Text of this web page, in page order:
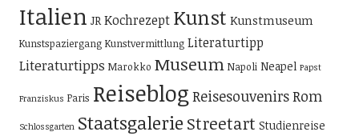
Italien JR Kochrezept Kunst Kunstmuseum
Kunstspaziergang Kunstvermittlung Literaturtipp
Literaturtipps Marokko Museum Napoli Neapel Papst
Franziskus Paris Reiseblog ReisesouvenirsRom
Schlossgarten Staatsgalerie Streetart Studienreise